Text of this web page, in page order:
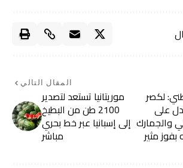
لكصر
على
والجمارك
مثير
المقال التالي
موريتانيا تستعد لتصدير
2100 طن من البطيخ
إلى إسبانيا عبر خط بحري
مباشر